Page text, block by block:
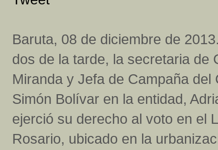
Baruta, 08 de diciembre de
dos de la tarde, la secretaria de
Miranda y Jefa de Campaña del
Simón Bolívar en la entidad,
ejerció su derecho al voto en el
Rosario, ubicado en la